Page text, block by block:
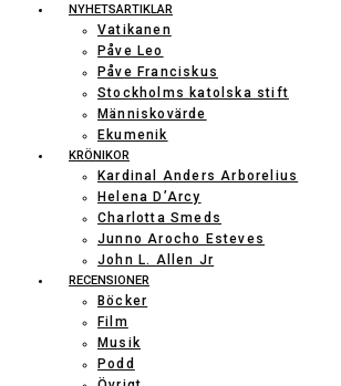
NYHETSARTIKLAR
Vatikanen
Påve Leo
Påve Franciskus
Stockholms katolska stift
Människovärde
Ekumenik
KRÖNIKOR
Kardinal Anders Arborelius
Helena D’Arcy
Charlotta Smeds
Junno Arocho Esteves
John L. Allen Jr
RECENSIONER
Böcker
Film
Musik
Podd